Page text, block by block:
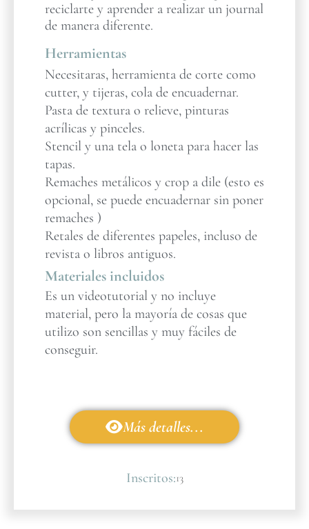
reciclarte y aprender a realizar un journal
de manera diferente.
Herramientas
Necesitaras, herramienta de corte como
cutter, y tijeras, cola de encuadernar.
Pasta de textura o relieve, pinturas
acrílicas y pinceles.
Stencil y una tela o loneta para hacer las
tapas.
Remaches metálicos y crop a dile (esto es
opcional, se puede encuadernar sin poner
remaches )
Retales de diferentes papeles, incluso de
revista o libros antiguos.
Materiales incluidos
Es un videotutorial y no incluye
material, pero la mayoría de cosas que
utilizo son sencillas y muy fáciles de
conseguir.
Más detalles...
Inscritos:13